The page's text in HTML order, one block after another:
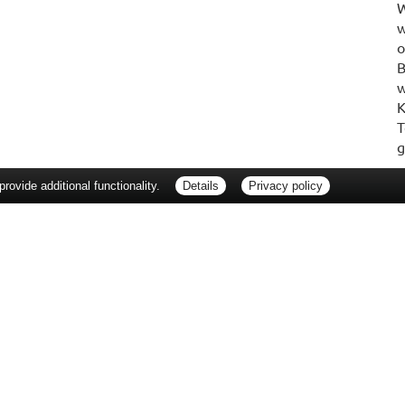
additional functionality. Details Privacy policy